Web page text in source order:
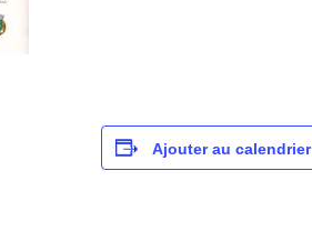
Ajouter au calendrier